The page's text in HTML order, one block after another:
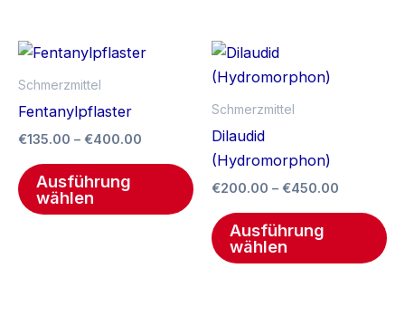
auf
der
Produktseite
werden
Schmerzmittel
Fentanylpflaster
€135.00 – €400.00
Preisspanne:
Ausführung
wählen
Dieses
Produkt
weist
Varianten
Die
Optionen
können
Schmerzmittel
Dilaudid
(Hydromorphon)
€200.00 – €450.00
Ausführung
wählen